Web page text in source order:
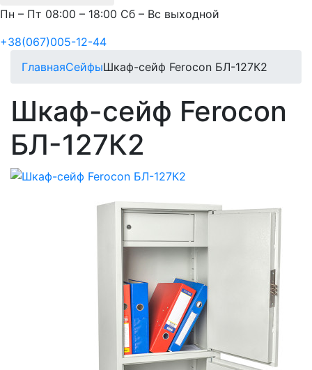
Пн – Пт 08:00 – 18:00 Сб – Вс выходной
+38(067)005-12-44
ГлавнаяСейфыШкаф-сейф Ferocon БЛ-127К2
Шкаф-сейф Ferocon
БЛ-127К2